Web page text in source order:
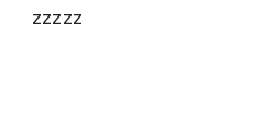
zzzzz